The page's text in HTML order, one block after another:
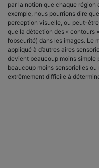
par la notion que chaque
exemple, nous pourrions dire
perception visuelle, ou peut-
que la détection des « contours
l’obscurité) dans les images.
appliqué à d’autres aires
devient beaucoup moins simple
beaucoup moins sensorielles
extrêmement difficile à